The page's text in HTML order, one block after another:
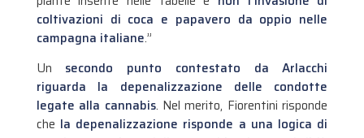
coltivazioni di coca e papavero da oppio nelle
campagna italiane.”
Un secondo punto contestato da Arlacchi
riguarda la depenalizzazione delle condotte
legate alla cannabis. Nel merito, Fiorentini risponde
che la depenalizzazione risponde a una logica di